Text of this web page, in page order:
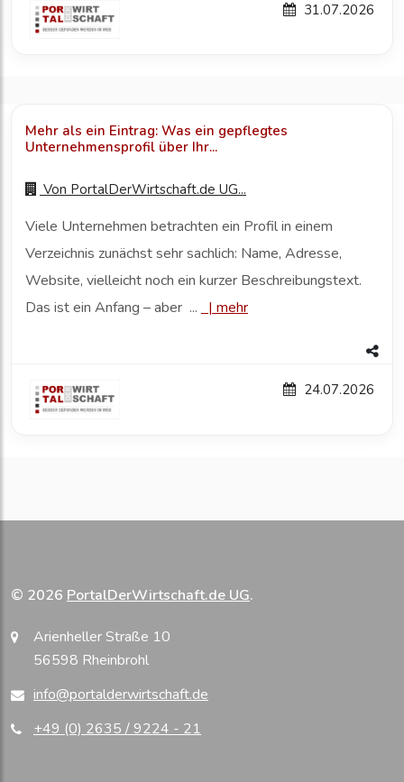
31.07.2026
Mehr als ein Eintrag: Was ein gepflegtes
Unternehmensprofil über Ihr...
Von PortalDerWirtschaft.de UG...
Viele Unternehmen betrachten ein Profil in einem
Verzeichnis zunächst sehr sachlich: Name, Adresse,
Website, vielleicht noch ein kurzer Beschreibungstext.
Das ist ein Anfang – aber ... |mehr
24.07.2026
© 2026 PortalDerWirtschaft.de UG.
Arienheller Straße 10
56598 Rheinbrohl
info@portalderwirtschaft.de
+49 (0) 2635 / 9224 - 21